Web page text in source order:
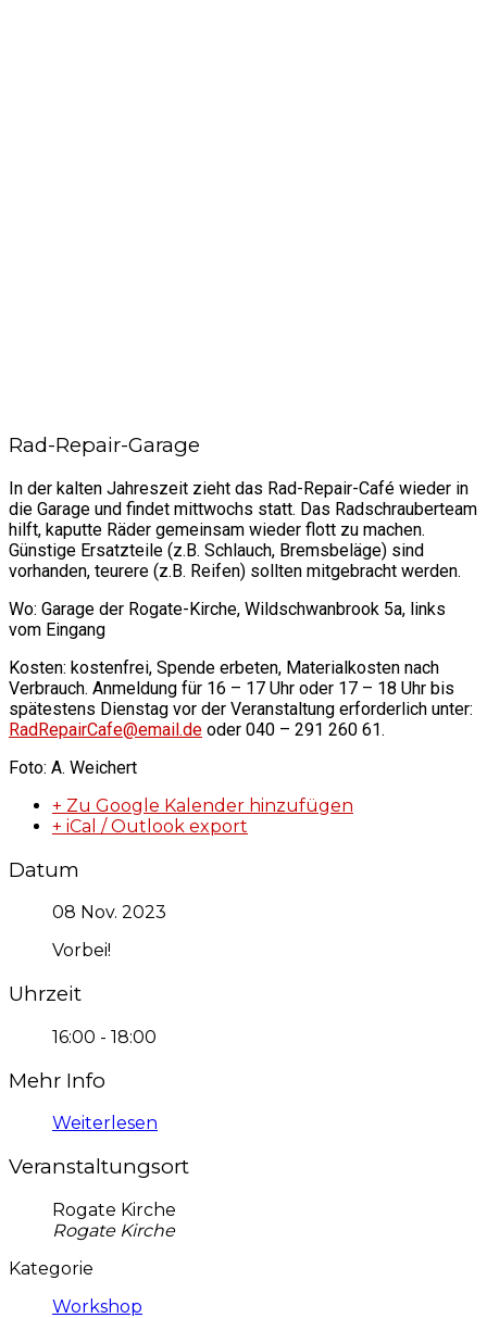
Rad-Repair-Garage
In der kalten Jahreszeit zieht das Rad-Repair-Café wieder in
die Garage und findet mittwochs statt. Das Radschrauberteam
hilft, kaputte Räder gemeinsam wieder flott zu machen.
Günstige Ersatzteile (z.B. Schlauch, Bremsbeläge) sind
vorhanden, teurere (z.B. Reifen) sollten mitgebracht werden.
Wo: Garage der Rogate-Kirche, Wildschwanbrook 5a, links
vom Eingang
Kosten: kostenfrei, Spende erbeten, Materialkosten nach
Verbrauch. Anmeldung für 16 – 17 Uhr oder 17 – 18 Uhr bis
spätestens Dienstag vor der Veranstaltung erforderlich unter:
RadRepairCafe@email.de oder 040 – 291 260 61.
Foto: A. Weichert
+ Zu Google Kalender hinzufügen
+ iCal / Outlook export
Datum
08 Nov. 2023
Vorbei!
Uhrzeit
16:00 - 18:00
Mehr Info
Weiterlesen
Veranstaltungsort
Rogate Kirche
Rogate Kirche
Kategorie
Workshop